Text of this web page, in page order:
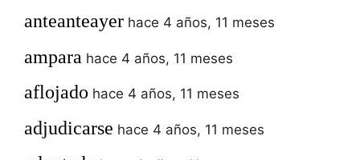
anteanteayer hace 4 años, 11 meses
ampara hace 4 años, 11 meses
aflojado hace 4 años, 11 meses
adjudicarse hace 4 años, 11 meses